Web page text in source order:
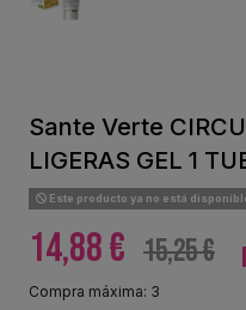
Sante Verte
LIGERAS GEL 1
Este producto ya no está
14,88 € 15,25 €
Compra máxima: 3